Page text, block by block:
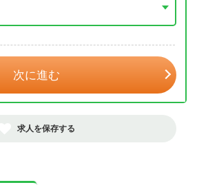
次に進む
求人を保存する